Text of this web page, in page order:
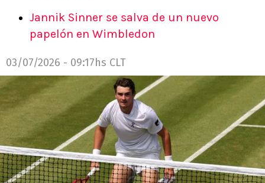
Jannik Sinner se salva de un nuevo
papelón en Wimbledon
03/07/2026 - 09:17hs CLT